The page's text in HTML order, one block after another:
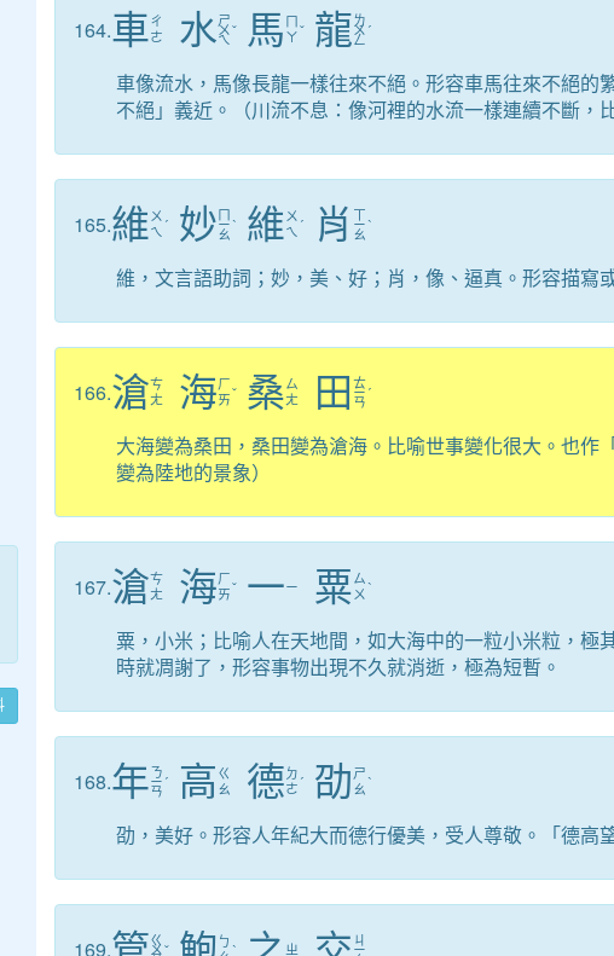
164.車ㄔ
ㄜ
水ㄕ
ㄨ
ㄟ
ˇ 馬 ㄇ
ㄚˇ 龍ㄌ
ㄨ
ㄥ
ˊ
車像流水，馬像長龍一樣往來不絕。形容車馬往來不絕
不絕」義近。（川流不息：像河裡的水流一樣連續不斷，
165.維 ㄨ
ㄟ ˊ 妙 ㄇ
ㄧ
ㄠ
ˋ 維 ㄨ
ㄟ ˊ 肖 ㄒ
ㄧ
ㄠ
ˋ
維，文言語助詞；妙，美、好；肖，像、逼真。形容描寫
166.滄ㄘ
ㄤ
海ㄏ
ㄞˇ 桑ㄙ
ㄤ
田 ㄊ
ㄧ
ㄢ
ˊ
大海變為桑田，桑田變為滄海。比喻世事變化很大。也
變為陸地的景象）
167.滄ㄘ
ㄤ
海ㄏ
ㄞˇ 一ㄧ 粟ㄙ
ㄨ ˋ
粟，小米；比喻人在天地間，如大海中的一粒小米粒，
時就凋謝了，形容事物出現不久就消逝，極為短暫。
168.年ㄋ
ㄧ
ㄢ
ˊ 高 ㄍ
ㄠ
德 ㄉ
ㄜ ˊ 劭 ㄕ
ㄠˋ
劭，美好。形容人年紀大而德行優美，受人尊敬。「德高
169. ㄍ
ㄨ ˇ
ㄅ
ˋ ㄓ
ㄐ
ㄧ